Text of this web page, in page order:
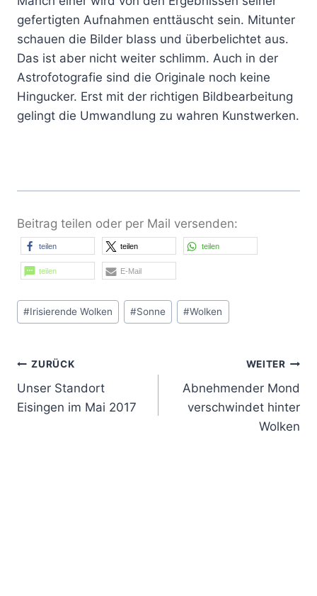
gefertigten Aufnahmen enttäuscht sein. Mitunter
schauen die Bilder blass und überbelichtet aus.
Das ist aber nicht weiter schlimm. Auch in der
Astrofotografie sind die Originale noch keine
Hingucker. Erst mit der richtigen Bildbearbeitung
gelingt die Umwandlung zu wahren Kunstwerken.
Beitrag teilen oder per Mail versenden:
teilen teilen teilen
teilen E-Mail
Schlagworte:
#Irisierende Wolken #Sonne #Wolken
Beitrags-
Navigation
ZURÜCK
Unser Standort
Eisingen im Mai 2017
WEITER
Abnehmender Mond
verschwindet hinter
Wolken